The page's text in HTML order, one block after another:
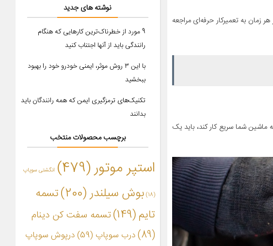
به تعمیرکار حرفه‌ای مراجعه
شما سریع کار کند، باید یک
نوشته های جدید
9 مورد از خطرناک‌ترین کارهایی که هنگام
رانندگی باید از آنها اجتناب کنید
با این ۳ روش موثر، ایمنی خودرو خود را بهبود
ببخشید
تکنیک‌های ترمزگیری ایمن که همه رانندگان باید
بدانند
برچسب محصولات منتخب
استپر موتور(479) انگشتی سوپاپ
(18) بوش سیلندر (200)
تسمه
تایم(149)
تسمه سفت کن دینام
(89)
درب سوپاپ (59)
درپوش سوپاپ